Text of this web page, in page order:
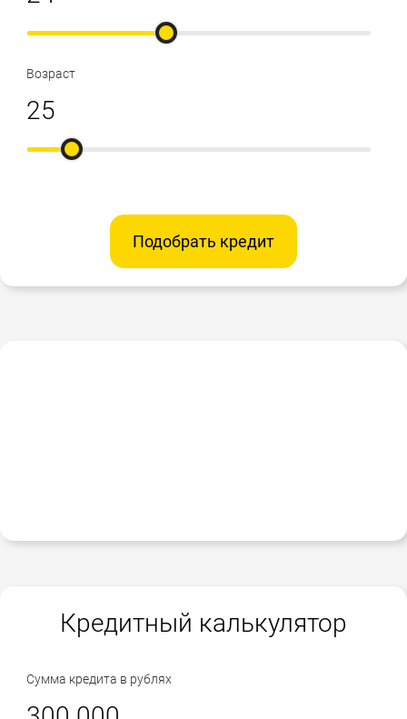
Возраст
Подобрать кредит
Кредитный калькулятор
Сумма кредита в рублях